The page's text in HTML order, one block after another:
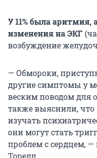
У 11% была аритмия,
изменения на ЭКГ
возбуждение
— Обмороки,
другие симптомы у
веским поводом для
также выяснили, что
изучать
они могут стать
проблем с сердцем,
Торелл.